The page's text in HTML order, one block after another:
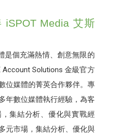
iSPOT Media 艾斯
是個充滿熱情、創意無限的
Account Solutions 金級官方
位媒體的菁英合作夥伴。專
年數位媒體執行經驗，為客
集結分析、優化與實戰經
元市場，集結分析、優化與